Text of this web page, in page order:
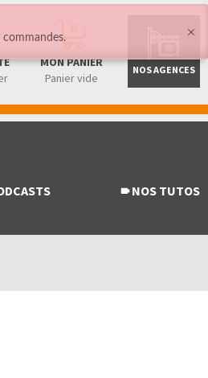
MON PANIER
Panier vide
NOS AGENCES
NOS TUTOS